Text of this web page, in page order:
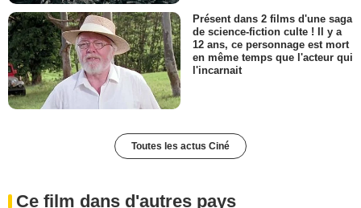
Présent dans 2 films d'une saga
de science-fiction culte ! Il y a
12 ans, ce personnage est mort
en même temps que l'acteur qui
l'incarnait
Toutes les actus Ciné
Ce film dans d'autres pays